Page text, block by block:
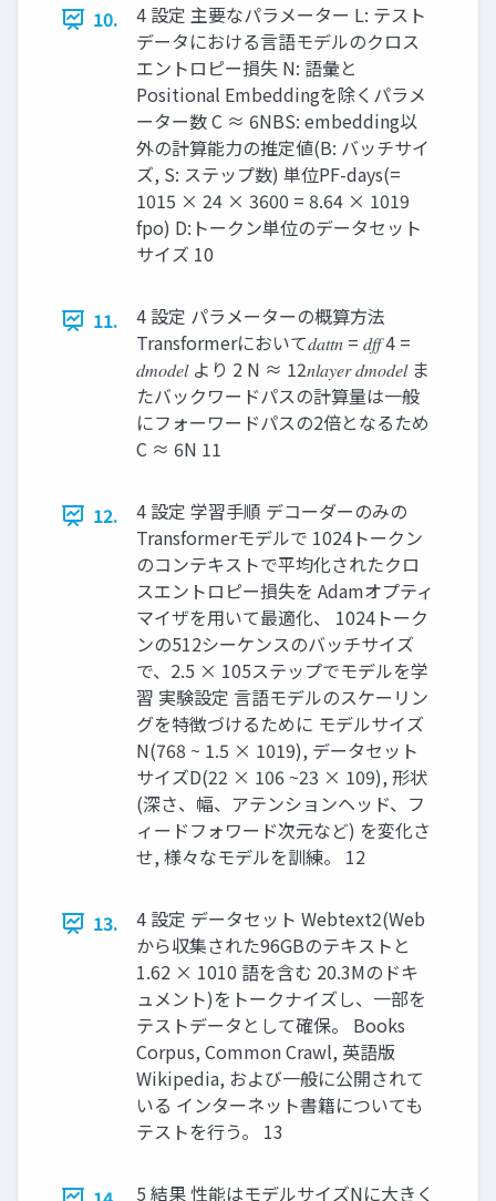
10.
4 設定 主要なパラメーター L: テスト
データにおける言語モデルのクロス
エントロピー損失 N: 語彙と
Positional Embeddingを除くパラメ
ーター数 C ≈ 6NBS: embedding以
外の計算能力の推定値(B: バッチサイ
ズ, S: ステップ数) 単位PF-days(=
1015 × 24 × 3600 = 8.64 × 1019
fpo) D:トークン単位のデータセット
サイズ 10
11.
4 設定 パラメーターの概算方法
Transformerにおいて𝑑𝑎𝑡𝑡𝑛 = 𝑑𝑓𝑓 4 =
𝑑𝑚𝑜𝑑𝑒𝑙 より 2 N ≈ 12𝑛𝑙𝑎𝑦𝑒𝑟 𝑑𝑚𝑜𝑑𝑒𝑙 ま
たバックワードパスの計算量は一般
にフォーワードパスの2倍となるため
C ≈ 6N 11
12.
4 設定 学習手順 デコーダーのみの
Transformerモデルで 1024トークン
のコンテキストで平均化されたクロ
スエントロピー損失を Adamオプティ
マイザを用いて最適化、 1024トーク
ンの512シーケンスのバッチサイズ
で、2.5 × 105ステップでモデルを学
習 実験設定 言語モデルのスケーリン
グを特徴づけるために モデルサイズ
N(768 ~ 1.5 × 1019), データセット
サイズD(22 × 106 ~23 × 109), 形状
(深さ、幅、アテンションヘッド、フ
ィードフォワード次元など) を変化さ
せ, 様々なモデルを訓練。 12
13.
4 設定 データセット Webtext2(Web
から収集された96GBのテキストと
1.62 × 1010 語を含む 20.3Mのドキ
ュメント)をトークナイズし、一部を
テストデータとして確保。 Books
Corpus, Common Crawl, 英語版
Wikipedia, および一般に公開されて
いる インターネット書籍についても
テストを行う。 13
5 結果 性能はモデルサイズNに大きく